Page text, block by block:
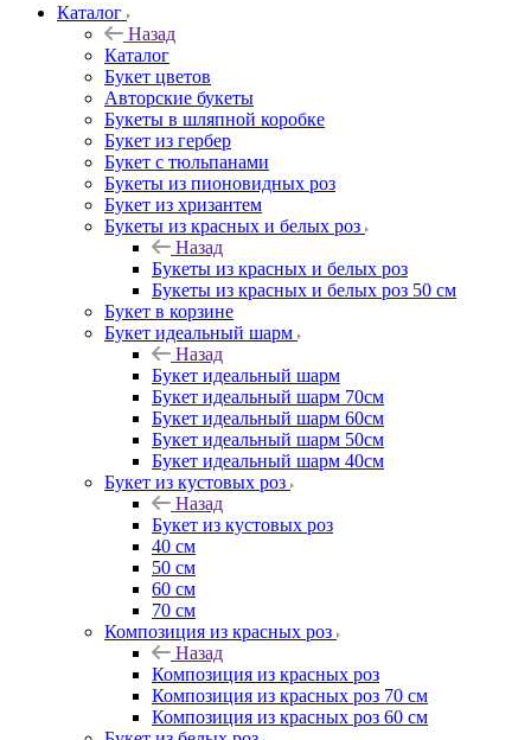
Каталог
Назад
Каталог
Букет цветов
Авторские букеты
Букеты в шляпной коробке
Букет из гербер
Букет с тюльпанами
Букеты из пионовидных роз
Букет из хризантем
Букеты из красных и белых роз
Назад
Букеты из красных и белых роз
Букеты из красных и белых роз 50 см
Букет в корзине
Букет идеальный шарм
Назад
Букет идеальный шарм
Букет идеальный шарм 70см
Букет идеальный шарм 60см
Букет идеальный шарм 50см
Букет идеальный шарм 40см
Букет из кустовых роз
Назад
Букет из кустовых роз
40 см
50 см
60 см
70 см
Композиция из красных роз
Назад
Композиция из красных роз
Композиция из красных роз 70 см
Композиция из красных роз 60 см